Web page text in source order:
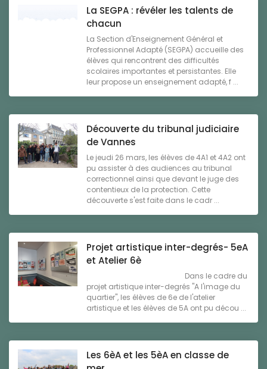
La SEGPA : révéler les talents de
chacun
La Section d'Enseignement Général et
Professionnel Adapté (SEGPA) accueille des
élèves qui rencontrent des difficultés
scolaires importantes et persistantes. Elle
leur propose un enseignement adapté, f ...
Découverte du tribunal judiciaire
de Vannes
Le jeudi 26 mars, les élèves de 4A1 et 4A2 ont
pu assister à des audiences au tribunal
correctionnel ainsi que devant le juge des
contentieux de la protection. Cette
découverte s'est faite dans le cadr ...
Projet artistique inter-degrés- 5eA
et Atelier 6è
Dans le cadre du
projet artistique inter-degrés "A l'image du
quartier", les élèves de 6e de l'atelier
artistique et les élèves de 5A ont pu décou ...
Les 6èA et les 5èA en classe de